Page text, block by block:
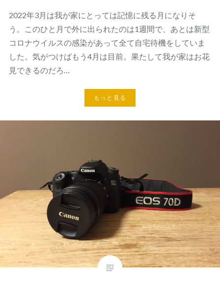
2022年3月は我が家にとっては記憶に残る月になりそ
う。このひと月で外に出られたのは1週間で、あとは新型
コロナウイルスの感染があって全て自宅待機をしていま
した。気がつけばもう4月は目前。果たして我が家はお花
見できるのだろ…
もっと見る